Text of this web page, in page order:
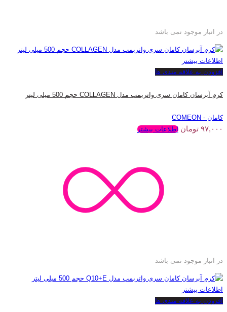
در انبار موجود نمی باشد
اطلاعات بیشتر
افزودن به علاقه مندی ها
کرم آبرسان کامان سری واتربمب مدل COLLAGEN حجم 500 میلی لیتر
کامان - COMEON
۹۷,۰۰۰ تومان اطلاعات بیشتر
در انبار موجود نمی باشد
اطلاعات بیشتر
افزودن به علاقه مندی ها